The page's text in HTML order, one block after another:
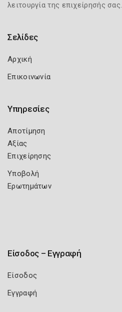
λειτουργία της επιχείρησής σας.
Σελίδες
Αρχική
Επικοινωνία
Υπηρεσίες
Αποτίμηση
Αξίας
Επιχείρησης
Υποβολή
Ερωτημάτων
Είσοδος – Εγγραφή
Είσοδος
Εγγραφή